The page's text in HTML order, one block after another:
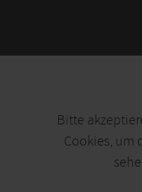
Bitte
Cookies, um